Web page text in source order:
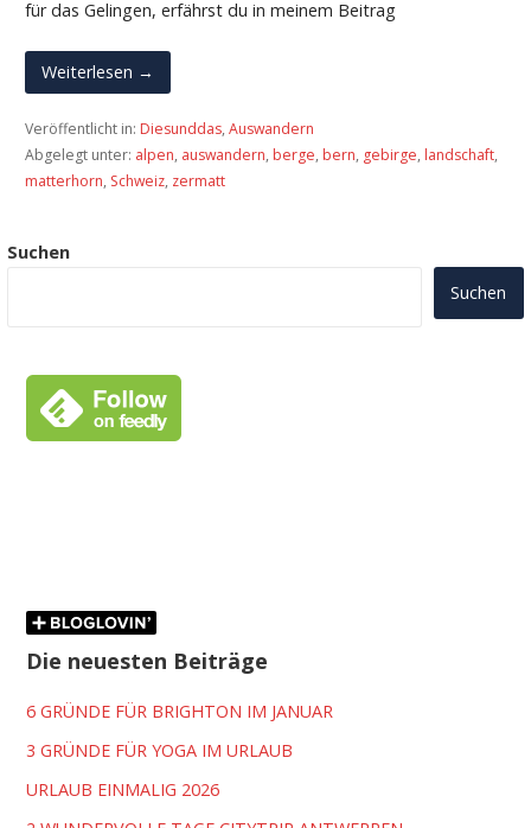
für das Gelingen, erfährst du in meinem Beitrag
Weiterlesen →
Veröffentlicht in: Diesunddas, Auswandern
Abgelegt unter: alpen, auswandern, berge, bern, gebirge, landschaft,
matterhorn, Schweiz, zermatt
Suchen
Suchen
Die neuesten Beiträge
6 GRÜNDE FÜR BRIGHTON IM JANUAR
3 GRÜNDE FÜR YOGA IM URLAUB
URLAUB EINMALIG 2026